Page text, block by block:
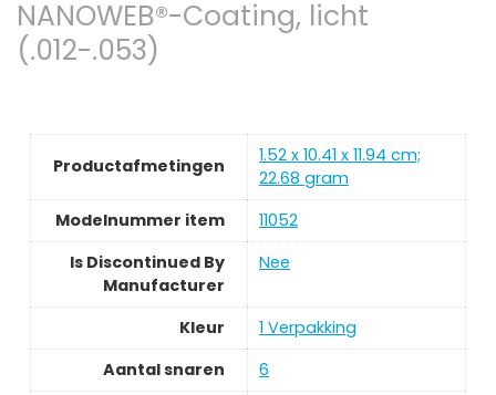
NANOWEB®-Coating, licht
(.012-.053)
Productafmetingen
‎1.52 x 10.41 x 11.94 cm;
22.68 gram
Modelnummer item
‎11052
Is Discontinued By
Manufacturer
‎Nee
Kleur
‎1 Verpakking
Aantal snaren
‎6